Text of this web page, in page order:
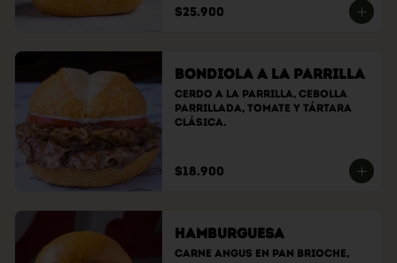
$25.900
Bondiola a la Parrilla
Cerdo a la parrilla, cebolla
parrillada, tomate y tártara
clásica.
$18.900
Hamburguesa
Carne angus en pan brioche,